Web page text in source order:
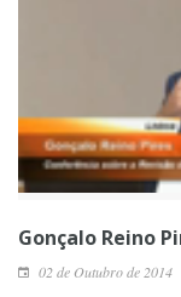
Gonçalo Reino
02 de Outubro de 2014